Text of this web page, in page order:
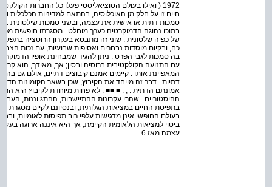
1972 ( ואילו בעולם הסוציאליסטי פעלו כל החברות
חיים זו על חלק מן האוכלוסיה, בהתאם למדיניות הכלכלית
סמכות דתית או אישית את עצמה, ובשני סמכות שילטונית .
בתוכו נהוגה הדמוקרטיה כערך מוחלט . מסגרתו חופשית מכל
של כפיה שלטונית . שוני זה מתבטא בעקרון הרוטציה
כח, ובקיום מוסדות נבחרים ואסיפות שבועיות, עם זכות
בה סמכות לגבי הפרט . ניתן להגיד שמבחינת אופיו
עם התנועה הקולקטיבית ברוסיה ובסין; אך, מאידך, הוא
המאפיינת אותו . קיימים אמנם קיבוצים דתיים, אולם גם בהם
דתיות . דבר זה מייחד את הקיבוץ, שכן בשאר הקומונות
אמונתם הדתית . ; . ■ ■■ . לא פחות מיוחדת לקיבוץ היא
ההיסטוריים . שהרי עקרונות ההתיישבות, ההתג­ וננות,
בתפיסת החיים במציאות הגלותית, ובנסיונם לקיים מסגרת
בעולם החופשי אינן מדגישות על­פי רוב תפיסות לאומיות,
ביטוי למציאות הלאומית הקיימת, אך היא איננה ארוגה
עצמה מאז 6